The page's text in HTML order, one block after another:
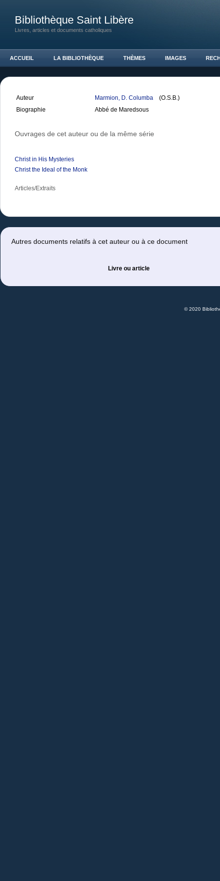
Bibliothèque Saint Libère
Livres, articles et documents catholiques
ACCUEIL LA BIBLIOTHÈQUE THÈMES IMAGES
Auteur Marmion, D. Columba
(O.S.B.)
Biographie
Abbé de Maredsous
Ouvrages de cet auteur ou de la même série
Christ in His Mysteries
Christ the Ideal of the Monk
Articles/Extraits
Autres documents relatifs à cet auteur ou à ce document
Livre ou article
© 2020